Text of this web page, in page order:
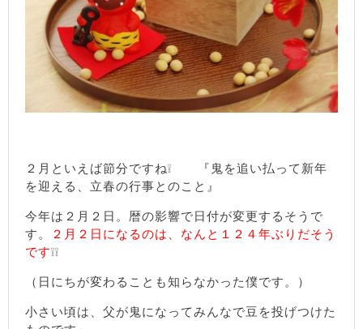
２月といえば節分ですね❕ 『鬼を追い払って新年
を迎える、立春の行事とのこと』
今年は２月２日。暦の影響で日付が変更するそうで
す。
２月２日になるのは、なんと１２４年ぶりだそう
です❕❕
（日にちが変わることも知らなかった僕です。）
小さい頃は、父が鬼になってみんなで豆を投げつけた